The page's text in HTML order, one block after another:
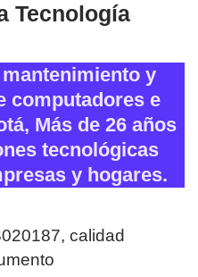
Tecnología
y
computadores e
Más de 26 años
tecnológicas
y hogares.
calidad